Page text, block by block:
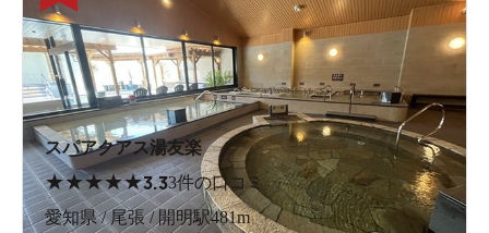
スパアクアス湯友楽
★★★★★3.33件の口コミ
愛知県 / 尾張 / 開明駅481m